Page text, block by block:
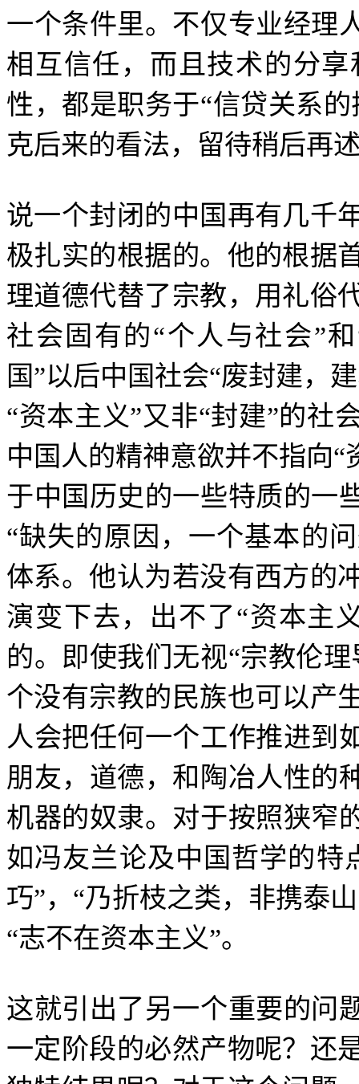
一个条件里。不仅专业经理
相互信任，而且技术的分
性，都是职务于“信贷关系的
克后来的看法，留待稍后再
说一个封闭的中国再有几千
极扎实的根据的。他的根据
理道德代替了宗教，用礼俗
社会固有的“个人与社会”和
国 ”以后中国社会“废封建，
“资本主义”又非“封建”的社
中国人的精神意欲并不指向“
于中国历史的一些特质的一
“缺失的原因，一个基本的
体系。他认为若没有西方的
演变下去，出不了“资本主
的。即使我们无视“宗教伦
个没有宗教的民族也可以产
人会把任何一个工作推进到
朋友，道德，和陶冶人性的
机器的奴隶。对于按照狭窄
如冯友兰论及中国哲学的特
巧”， “乃折枝之类，非携泰
“志不在资本主义”。
这就引出了另一个重要的问
一定阶段的必然产物呢？还